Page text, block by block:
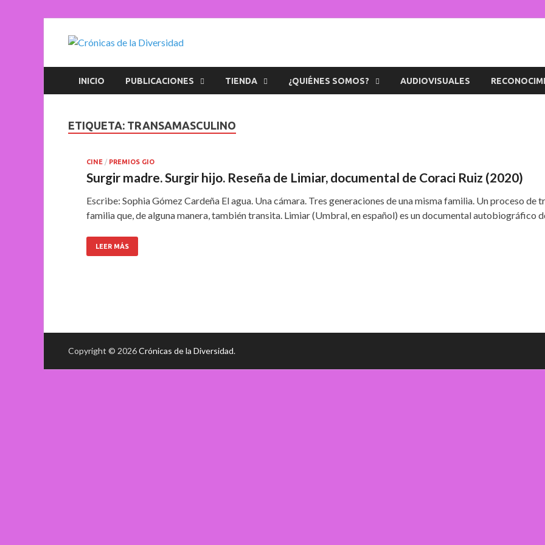
Crónicas de la Diversidad
INICIO PUBLICACIONES TIENDA ¿QUIÉNES SOMOS? AUDIOVISUALES
ETIQUETA: TRANSAMASCULINO
CINE / PREMIOS GIO
Surgir madre. Surgir hijo. Reseña de Limiar, documental de Coraci Ruiz (2020)
Escribe: Sophia Gómez Cardeña El agua. Una cámara. Tres generaciones de una misma familia. Un proceso
familia que, de alguna manera, también transita. Limiar (Umbral, en español) es un documental autobiográfico
LEER MÁS
Copyright © 2026Crónicas de la Diversidad.